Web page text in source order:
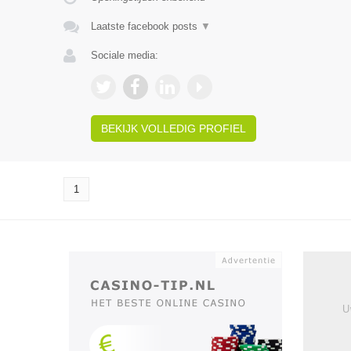
Laatste facebook posts ▼
Sociale media:
BEKIJK VOLLEDIG PROFIEL
1